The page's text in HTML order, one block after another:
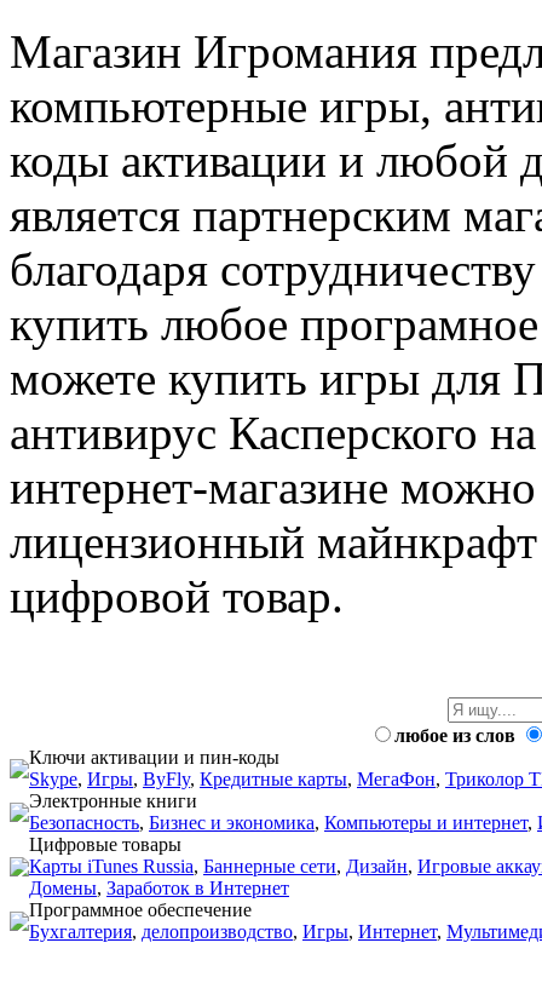
Магазин Игромания
компьютерные игры,
коды активации и любой
является партнерским
благодаря
купить любое
можете купить игры для
антивирус Касперского
интернет-магазине
лицензионный
цифровой товар.
любое из слов
Ключи активации и пин-коды
Skype, Игры, ByFly, Кредитные карты, МегаФон, Триколор
Электронные книги
Безопасность, Бизнес и экономика, Компьютеры и интернет,
Цифровые товары
Карты iTunes Russia, Баннерные сети, Дизайн, Игровые
Домены, Заработок в Интернет
Программное обеспечение
Бухгалтерия, делопроизводство, Игры, Интернет,